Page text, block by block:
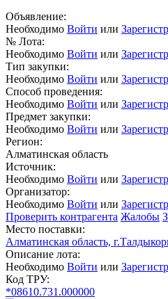
Объявление:
Необходимо Войти или
№ Лота:
Необходимо Войти или
Тип закупки:
Необходимо Войти или
Способ проведения:
Необходимо Войти или
Предмет закупки:
Необходимо Войти или
Регион:
Алматинская область
Источник:
Необходимо Войти или
Организатор:
Необходимо Войти или
Проверить контрагента Жалобы
Место поставки:
Алматинская область,
Описание лота:
Необходимо Войти или
Код ТРУ:
*08610.731.000000